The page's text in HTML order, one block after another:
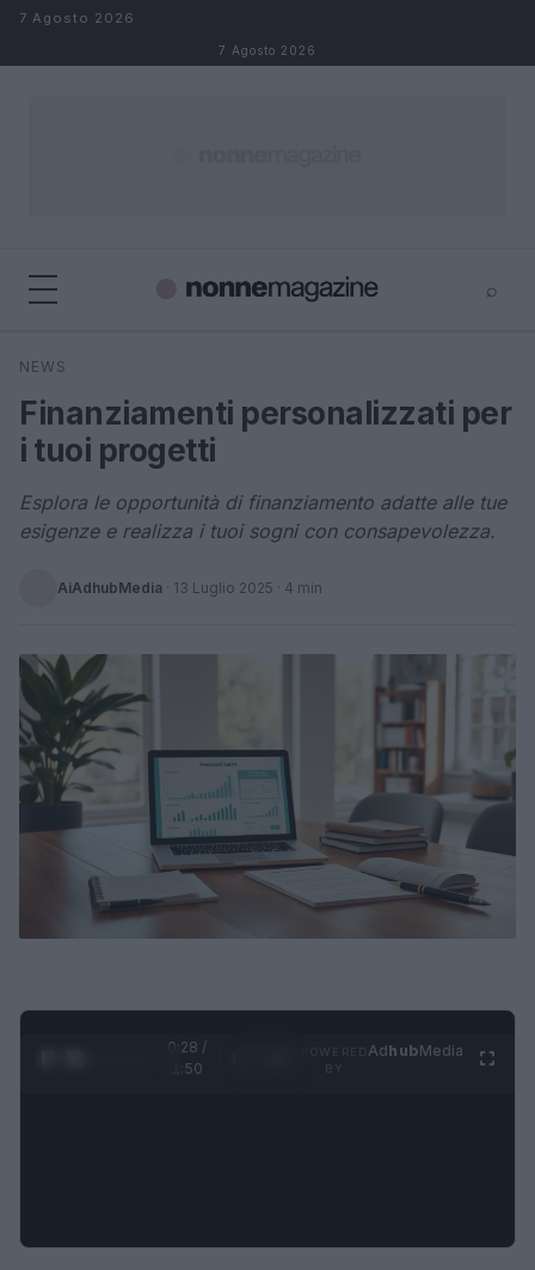
Salta al contenuto
7 Agosto 2026
7 Agosto 2026
⌕
Cerca
NEWS
Finanziamenti personalizzati per
i tuoi progetti
Esplora le opportunità di finanziamento adatte alle tue
esigenze e realizza i tuoi sogni con consapevolezza.
AiAdhubMedia · 13 Luglio 2025 · 4 min
0:29 /
1:50
AdhubMedia